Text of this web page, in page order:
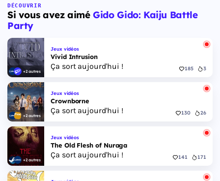
Floride, et sa ville Vice City. Il met en scène
pour la première fois un duo de protagonistes
jouables, Jason et Lucia, cette dernière étant la
première héroïne jouable d'un GTA principal.
DÉCOUVRIR
Si vous avez aiméGido Gido: Kaiju Battle
Party
+2 autres
Jeux vidéos
Vivid Intrusion
Ça sort aujourd'hui ! 185 3
+2 autres
Jeux vidéos
Crownborne
Ça sort aujourd'hui ! 130 26
+2 autres
Jeux vidéos
The Old Flesh of Nuraga
Ça sort aujourd'hui ! 141 171